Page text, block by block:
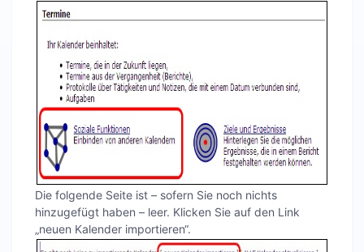
Die folgende Seite ist – sofern Sie noch nichts
hinzugefügt haben – leer. Klicken Sie auf den Link
„neuen Kalender importieren“.